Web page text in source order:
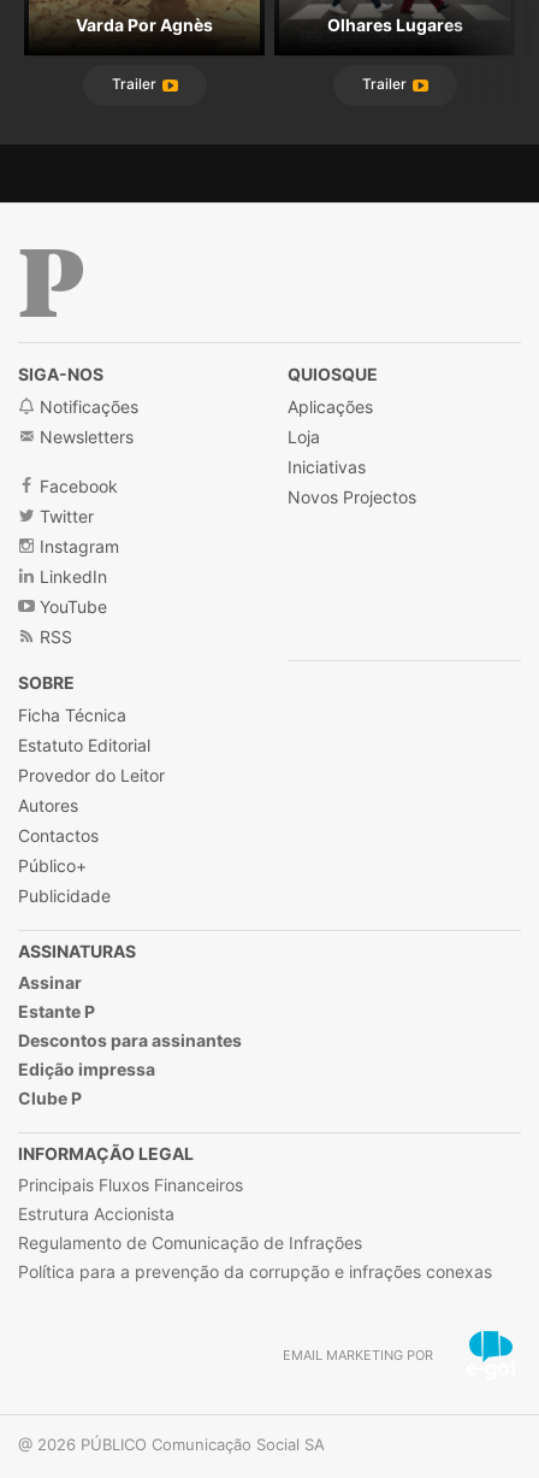
Varda Por Agnès
Trailer
Olhares Lugares
Trailer
SIGA-NOS
Notificações
Newsletters
Facebook
Twitter
Instagram
LinkedIn
YouTube
RSS
QUIOSQUE
Aplicações
Loja
Iniciativas
Novos Projectos
SOBRE
Ficha Técnica
Estatuto Editorial
Provedor do Leitor
Autores
Contactos
Público+
Publicidade
ASSINATURAS
Assinar
Estante P
Descontos para assinantes
Edição impressa
Clube P
INFORMAÇÃO LEGAL
Principais Fluxos Financeiros
Estrutura Accionista
Regulamento de Comunicação de Infrações
Política para a prevenção da corrupção e infrações conexas
EMAIL MARKETING POR
@ 2026 PÚBLICO Comunicação Social SA